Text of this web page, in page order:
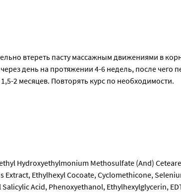
втереть пасту массажным движениями в
день на протяжении 4-6 недель, после чего
2 месяцев. Повторять курс по необходимости.
Hydroxyethylmonium Methosulfate (And)
Ethylhexyl Cocoate, Cyclomethicone,
Acid, Phenoxyethanol, Ethylhexylglycerin,